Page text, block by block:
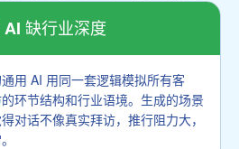
缺行业深度
用 AI 用同一套逻辑模拟所有客
环节结构和行业语境。生成的场景
对话不像真实拜访，推行阻力大，